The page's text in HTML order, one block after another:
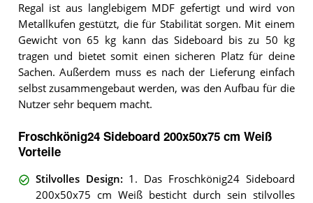
Regal ist aus langlebigem MDF gefertigt und wird von
Metallkufen gestützt, die für Stabilität sorgen. Mit einem
Gewicht von 65 kg kann das Sideboard bis zu 50 kg
tragen und bietet somit einen sicheren Platz für deine
Sachen. Außerdem muss es nach der Lieferung einfach
selbst zusammengebaut werden, was den Aufbau für die
Nutzer sehr bequem macht.
Froschkönig24 Sideboard 200x50x75 cm Weiß
Vorteile
Stilvolles Design: 1. Das Froschkönig24 Sideboard
200x50x75 cm Weiß besticht durch sein stilvolles